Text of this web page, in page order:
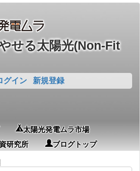
せる太陽光(Non-Fit
グイン 新規登録
太陽光発電ムラ市場
研究所
ブログトップ